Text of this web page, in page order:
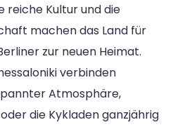
reiche Kultur und die
machen das Land für
zur neuen Heimat.
verbinden
Atmosphäre,
die Kykladen ganzjährig